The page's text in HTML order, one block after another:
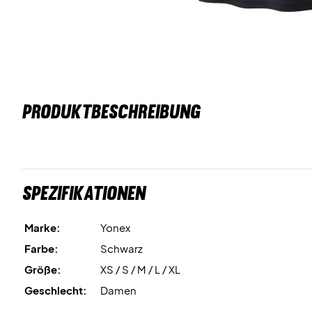
PRODUKTBESCHREIBUNG
Spezifikationen
Marke:
Yonex
Farbe:
Schwarz
Größe:
XS / S / M / L / XL
Geschlecht:
Damen